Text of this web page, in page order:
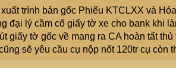
trình bản gốc Phiếu KTCLXX và
đại lý cầm cố giấy tờ xe cho bank khi
giấy tờ gốc về mang ra CA hoàn tất thủ
sẽ yêu cầu cụ nộp nốt 120tr cụ còn